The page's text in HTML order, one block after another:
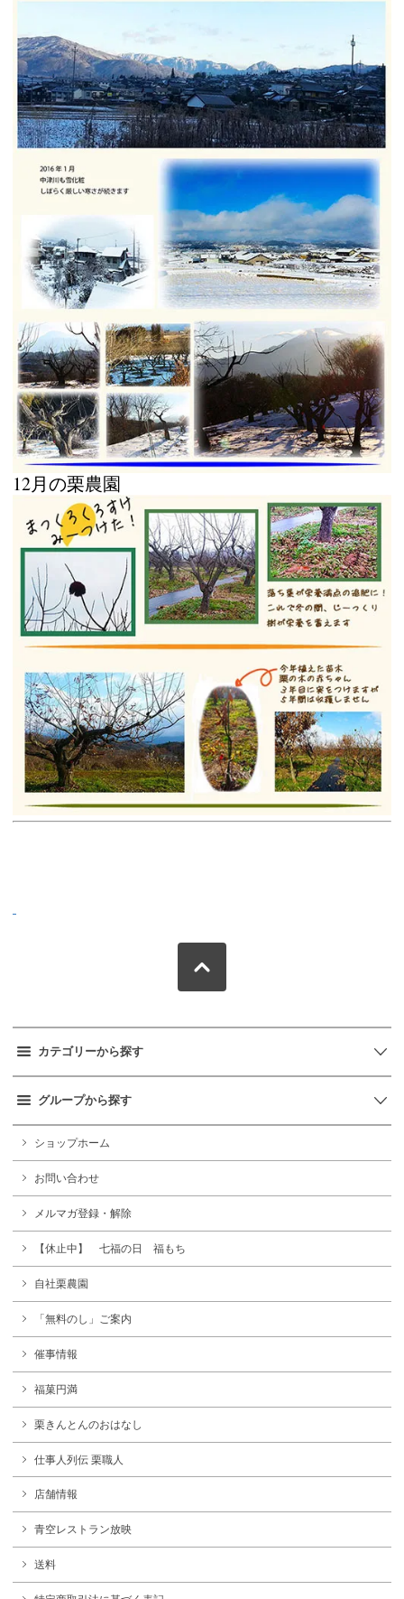
12月の栗農園
カテゴリーから探す
グループから探す
ショップホーム
お問い合わせ
メルマガ登録・解除
【休止中】 七福の日 福もち
自社栗農園
「無料のし」ご案内
催事情報
福菓円満
栗きんとんのおはなし
仕事人列伝 栗職人
店舗情報
青空レストラン放映
送料